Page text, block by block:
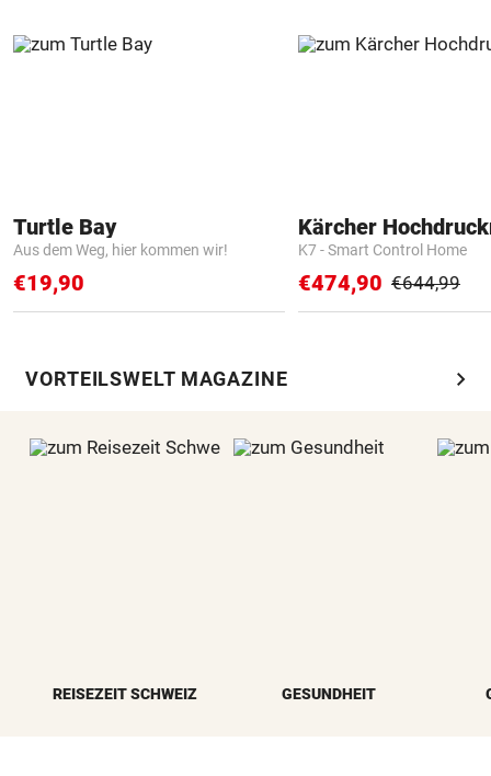
Turtle Bay
Aus dem Weg, hier kommen wir!
€19,90
Kärcher
K7 - Smart Control Home
€474,90 €644,99
VORTEILSWELT MAGAZINE chevron_right
REISEZEIT SCHWEIZ GESUNDHEIT